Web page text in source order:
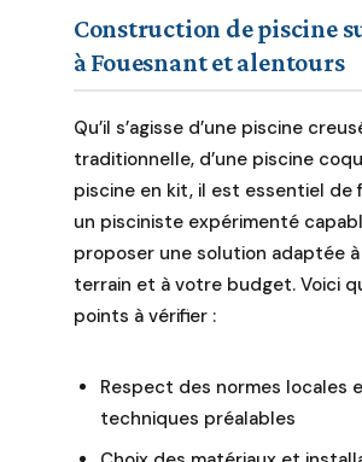
Construction de piscine
à Fouesnant et alentours
Qu’il s’agisse d’une piscine
traditionnelle, d’une piscine
piscine en kit, il est essentiel de
un pisciniste expérimenté
proposer une solution adaptée
terrain et à votre budget. Voici
points à vérifier :
Respect des normes locales
techniques préalables